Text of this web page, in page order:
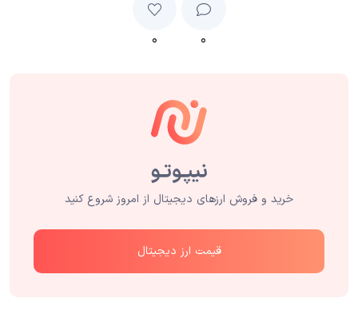
۰ ۰
خرید و فروش ارزهای دیجیتال از امروز شروع کنید
قیمت ارز دیجیتال